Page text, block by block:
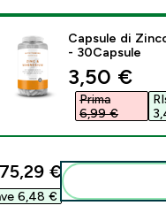
Select this product -
Capsule di
- 30Capsule
3,50 €‎
Prima
6,99 €‎
75,29 €‎
6,48 €‎